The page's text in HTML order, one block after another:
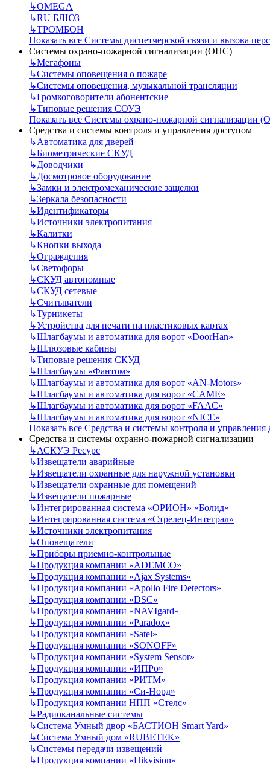
↳OMEGA
↳RU БЛЮЗ
↳ТРОМБОН
Показать все Системы диспетчерской связи и вызова
Системы охрано-пожарной сигнализации (ОПС)
↳Мегафоны
↳Системы оповещения о пожаре
↳Системы оповещения, музыкальной трансляции
↳Громкоговорители абонентские
↳Типовые решения СОУЭ
Показать все Системы охрано-пожарной сигнализации
Средства и системы контроля и управления доступом
↳Автоматика для дверей
↳Биометрические СКУД
↳Доводчики
↳Досмотровое оборудование
↳Замки и электромеханические защелки
↳Зеркала безопасности
↳Идентификаторы
↳Источники электропитания
↳Калитки
↳Кнопки выхода
↳Ограждения
↳Светофоры
↳СКУД автономные
↳СКУД сетевые
↳Считыватели
↳Турникеты
↳Устройства для печати на пластиковых картах
↳Шлагбаумы и автоматика для ворот «DoorHan»
↳Шлюзовые кабины
↳Типовые решения СКУД
↳Шлагбаумы «Фантом»
↳Шлагбаумы и автоматика для ворот «AN-Motors»
↳Шлагбаумы и автоматика для ворот «CAME»
↳Шлагбаумы и автоматика для ворот «FAAC»
↳Шлагбаумы и автоматика для ворот «NICE»
Показать все Средства и системы контроля и управления
Средства и системы охранно-пожарной сигнализации
↳АСКУЭ Ресурс
↳Извещатели аварийные
↳Извещатели охранные для наружной установки
↳Извещатели охранные для помещений
↳Извещатели пожарные
↳Интегрированная система «ОРИОН» «Болид»
↳Интегрированная система «Стрелец-Интеграл»
↳Источники электропитания
↳Оповещатели
↳Приборы приемно-контрольные
↳Продукция компании «ADEMCO»
↳Продукция компании «Ajax Systems»
↳Продукция компании «Apollo Fire Detectors»
↳Продукция компании «DSC»
↳Продукция компании «NAVIgard»
↳Продукция компании «Paradox»
↳Продукция компании «Satel»
↳Продукция компании «SONOFF»
↳Продукция компании «System Sensor»
↳Продукция компании «ИПРо»
↳Продукция компании «РИТМ»
↳Продукция компании «Си-Норд»
↳Продукция компании НПП «Стелс»
↳Радиоканальные системы
↳Система Умный двор «БАСТИОН Smart Yard»
↳Система Умный дом «RUBETEK»
↳Системы передачи извещений
↳Продукция компании «Hikvision»